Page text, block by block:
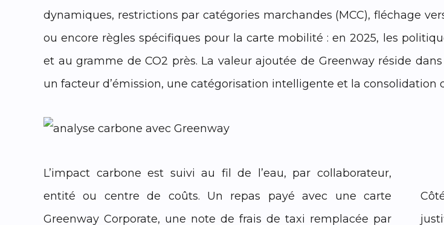
dynamiques, restrictions par catégories marchandes (MCC), fléchage
ou encore règles spécifiques pour la carte mobilité : en 2025, les
et au gramme de CO2 près. La valeur ajoutée de Greenway réside
un facteur d’émission, une catégorisation intelligente et la consolidation
L’impact carbone est suivi au fil de l’eau, par collaborateur,
entité ou centre de coûts. Un repas payé avec une carte
Greenway Corporate, une note de frais de taxi remplacée par